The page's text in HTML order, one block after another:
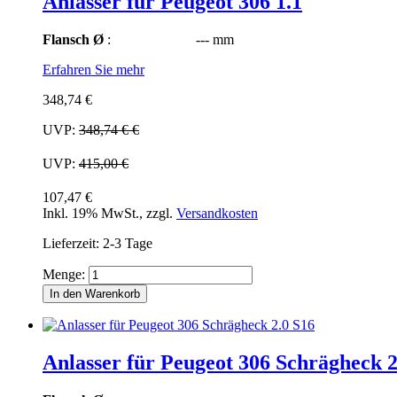
Flansch Ø : --- mm
Erfahren Sie mehr
348,74 €
UVP: 348,74 €€
UVP: 415,00 €
107,47 €
Inkl. 19% MwSt., zzgl. Versandkosten
Lieferzeit: 2-3 Tage
Menge:
In den Warenkorb
Anlasser für Peugeot 306 Schrägheck